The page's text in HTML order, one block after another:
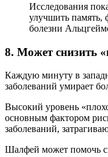
Исследования
улучшить память,
болезни
8. Может снизить
Каждую минуту в
заболеваний умирает
Высокий уровень
основным фактором
заболеваний,
Шалфей может помочь